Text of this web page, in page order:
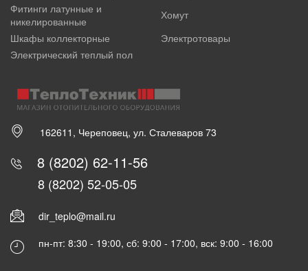
Фитинги латунные и
никелированные
Хомут
Шкафы коллекторные
Электротовары
Электрический теплый пол
162611, Череповец, ул. Сталеваров 73
8 (8202) 62-11-56
8 (8202) 52-05-05
dir_teplo@mail.ru
пн-пт: 8:30 - 19:00, сб: 9:00 - 17:00, вск: 9:00 - 16:00